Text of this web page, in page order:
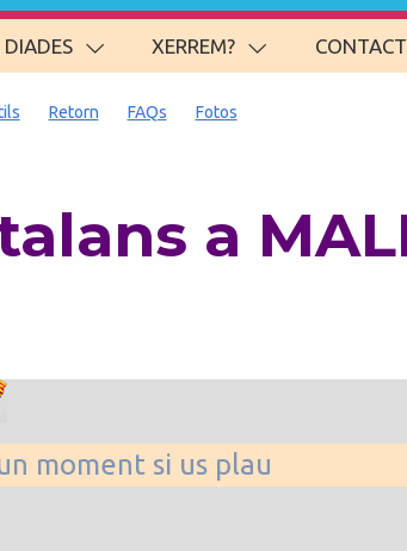
DIADES XERREM?
Retorn FAQs Fotos
a
moment si us plau